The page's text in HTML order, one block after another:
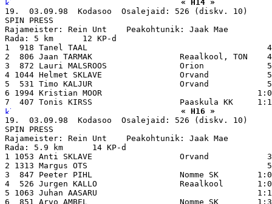
« H14 »
19.  03.09.98  Kodasoo  Osalejaid: 526 (diskv. 10)
SPIN PRESS
Rajameister: Rein Unt    Peakohtunik: Jaak Mae
Rada: 5 km      12 KP-d
1  918 Tanel TAAL
2  806 Jaan TARMAK                  Reaalkool, TON
3  872 Lauri MALSROOS               Orion
4 1044 Helmet SKLAVE                Orvand
5  531 Timo KALJUR                  Orvand
6 1994 Kristian MOOR
« H16 »
19.  03.09.98  Kodasoo  Osalejaid: 526 (diskv. 10)
SPIN PRESS
Rajameister: Rein Unt    Peakohtunik: Jaak Mae
Rada: 5.9 km      14 KP-d
1 1053 Anti SKLAVE                  Orvand
2 1313 Margus OTS
3  847 Peeter PIHL                  Nomme SK
4  526 Jurgen KALLO                 Reaalkool
5 1063 Juhan AASARU